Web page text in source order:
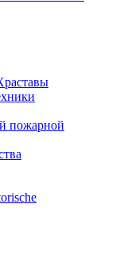
пожарной